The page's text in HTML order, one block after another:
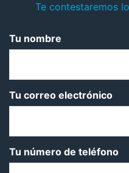
Te contestaremos
Tu nombre
Tu correo electrónico
Tu número de teléfono